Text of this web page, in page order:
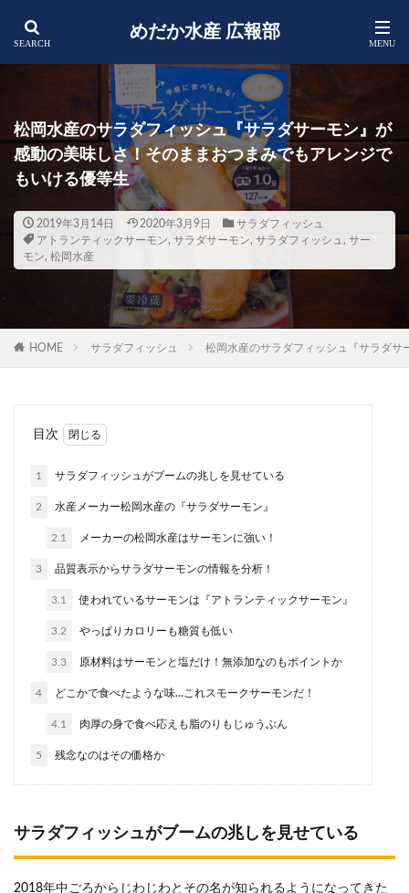
めだか水産 広報部
松岡水産のサラダフィッシュ『サラダサーモン』が
感動の美味しさ！そのままおつまみでもアレンジで
もいける優等生
2019年3月14日 2020年3月9日
サラダフィッシュ
アトランティックサーモン, サラダサーモン, サラダフィッシュ , サー
モン, 松岡水産
HOME サラダフィッシュ 松岡水産のサラダフィッシュ『サラダサ
目次
1 サラダフィッシュがブームの兆しを見せている
2 水産メーカー松岡水産の『サラダサーモン』
2.1 メーカーの松岡水産はサーモンに強い！
3 品質表示からサラダサーモンの情報を分析！
3.1 使われているサーモンは『アトランティックサーモン』
3.2 やっぱりカロリーも糖質も低い
3.3 原材料はサーモンと塩だけ！無添加なのもポイントか
4 どこかで食べたような味…これスモークサーモンだ！
4.1 肉厚の身で食べ応えも脂のりもじゅうぶん
5 残念なのはその価格か
サラダフィッシュがブームの兆しを見せている
2018年中ごろからじわじわとその名が知られるようになってきた